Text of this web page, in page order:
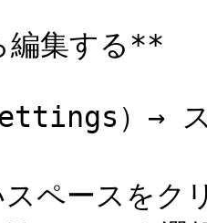
集する**
）→ ス
ペースをク